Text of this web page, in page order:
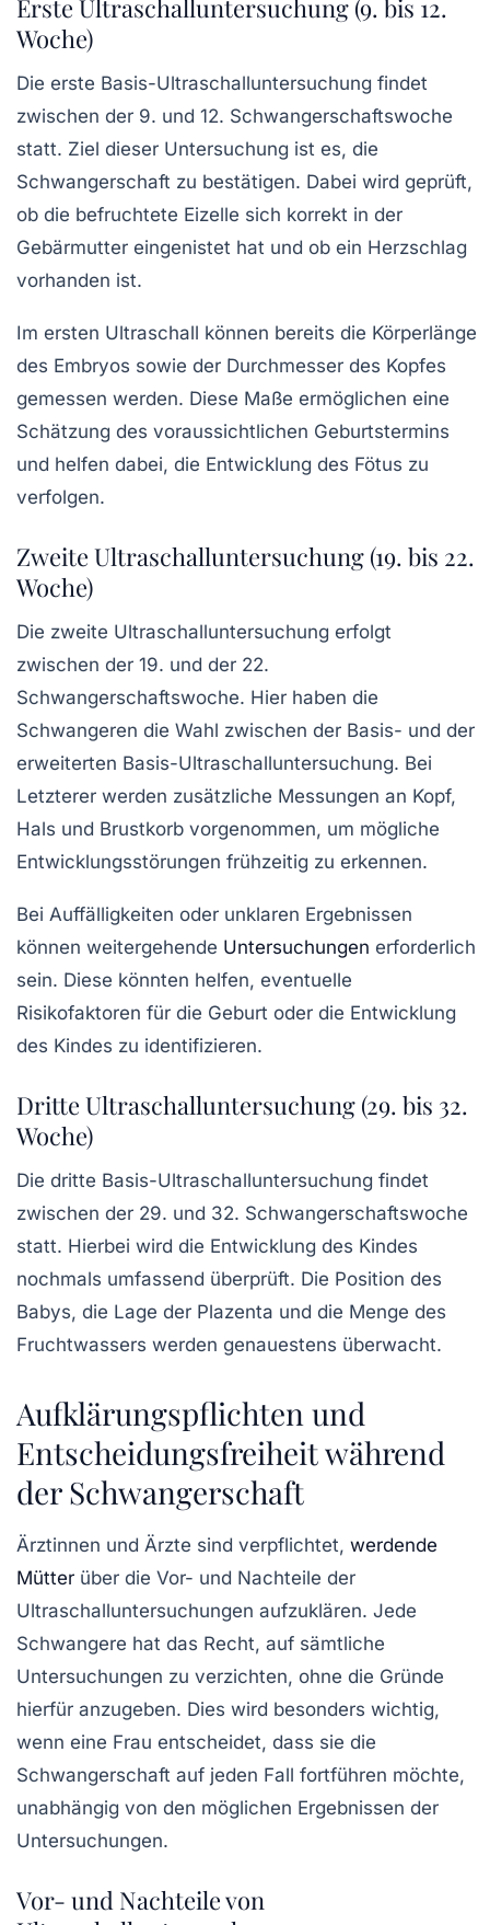
Erste Ultraschalluntersuchung (9. bis 12.
Woche)
Die erste Basis-Ultraschalluntersuchung findet
zwischen der 9. und 12. Schwangerschaftswoche
statt. Ziel dieser Untersuchung ist es, die
Schwangerschaft zu bestätigen. Dabei wird geprüft,
ob die befruchtete Eizelle sich korrekt in der
Gebärmutter eingenistet hat und ob ein Herzschlag
vorhanden ist.
Im ersten Ultraschall können bereits die Körperlänge
des Embryos sowie der Durchmesser des Kopfes
gemessen werden. Diese Maße ermöglichen eine
Schätzung des voraussichtlichen Geburtstermins
und helfen dabei, die Entwicklung des Fötus zu
verfolgen.
Zweite Ultraschalluntersuchung (19. bis 22.
Woche)
Die zweite Ultraschalluntersuchung erfolgt
zwischen der 19. und der 22.
Schwangerschaftswoche. Hier haben die
Schwangeren die Wahl zwischen der Basis- und der
erweiterten Basis-Ultraschalluntersuchung. Bei
Letzterer werden zusätzliche Messungen an Kopf,
Hals und Brustkorb vorgenommen, um mögliche
Entwicklungsstörungen frühzeitig zu erkennen.
Bei Auffälligkeiten oder unklaren Ergebnissen
können weitergehende Untersuchungen erforderlich
sein. Diese könnten helfen, eventuelle
Risikofaktoren für die Geburt oder die Entwicklung
des Kindes zu identifizieren.
Dritte Ultraschalluntersuchung (29. bis 32.
Woche)
Die dritte Basis-Ultraschalluntersuchung findet
zwischen der 29. und 32. Schwangerschaftswoche
statt. Hierbei wird die Entwicklung des Kindes
nochmals umfassend überprüft. Die Position des
Babys, die Lage der Plazenta und die Menge des
Fruchtwassers werden genauestens überwacht.
Aufklärungspflichten und
Entscheidungsfreiheit während
der Schwangerschaft
Ärztinnen und Ärzte sind verpflichtet, werdende
Mütter über die Vor- und Nachteile der
Ultraschalluntersuchungen aufzuklären. Jede
Schwangere hat das Recht, auf sämtliche
Untersuchungen zu verzichten, ohne die Gründe
hierfür anzugeben. Dies wird besonders wichtig,
wenn eine Frau entscheidet, dass sie die
Schwangerschaft auf jeden Fall fortführen möchte,
unabhängig von den möglichen Ergebnissen der
Untersuchungen.
Vor- und Nachteile von